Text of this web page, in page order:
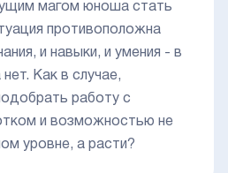
магом юноша стать
противоположна
и навыки, и умения - в
Как в случае,
работу с
и возможностью не
уровне, а расти?